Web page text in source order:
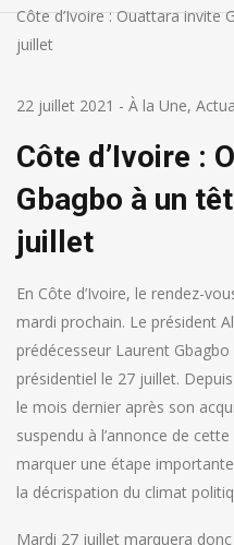
Côte d’Ivoire : Ouattara invite
juillet
22 juillet 2021 - À la Une,
Côte d’Ivoire :
Gbagbo à un
juillet
En Côte d’Ivoire, le rendez-
mardi prochain. Le président
prédécesseur Laurent
présidentiel le 27 juillet.
le mois dernier après son
suspendu à l’annonce de
marquer une étape
la décrispation du climat
Mardi 27 juillet marquera